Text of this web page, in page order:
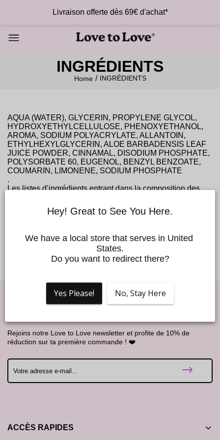
Livraison offerte dès 69€ d'achat*
INGRÉDIENTS
Home INGRÉDIENTS
AQUA (WATER), GLYCERIN, PROPYLENE GLYCOL,
HYDROXYETHYLCELLULOSE, PHENOXYETHANOL,
AROMA, SODIUM POLYACRYLATE, ALLANTOIN,
ETHYLHEXYLGLYCERIN, ALOE BARBADENSIS LEAF
JUICE POWDER, CINNAMAL, DISODIUM PHOSPHATE,
POLYSORBATE 60, EUGENOL, BENZYL BENZOATE,
COUMARIN, LIMONENE, SODIUM PHOSPHATE
.
Les listes d’ingrédients entrant dans la composition des
Avant d’utiliser un produit, vous êtes invités à lire la liste
d’ingrédients figurant sur son emballage.
lumière & la chaleur.
Rejoins notre Love to Love newsletter et profite de 10% de
réduction sur ta première commande ! ❤️
ACCÈS RAPIDES
Hey! Great to See You Here.
We have a local store that serves in United
States.
Do you want to redirect there?
Yes Please! No, Stay Here